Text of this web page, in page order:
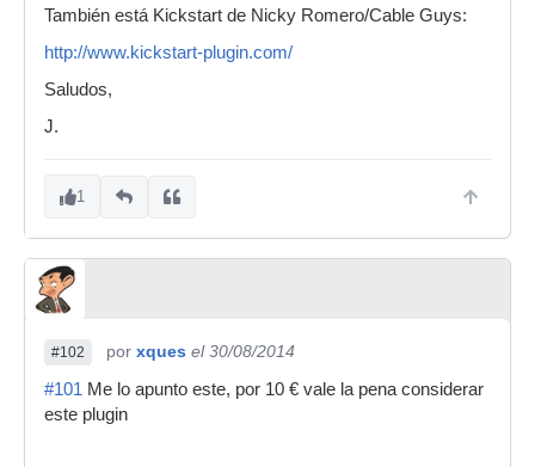
También está Kickstart de Nicky Romero/Cable Guys:
http://www.kickstart-plugin.com/
Saludos,
J.
1
#102 por xques el 30/08/2014
#101 Me lo apunto este, por 10 € vale la pena considerar
este plugin